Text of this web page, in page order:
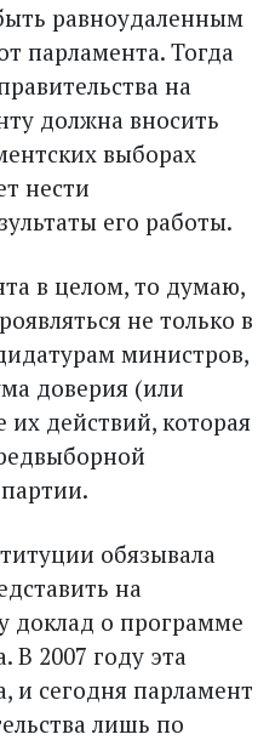
равноудаленным
парламента. Тогда
на
должна вносить
выборах
нести
его работы.
в целом, то думаю,
не только в
министров,
доверия (или
действий, которая
обязывала
на
доклад о программе
В 2007 году эта
и сегодня парламент
лишь по